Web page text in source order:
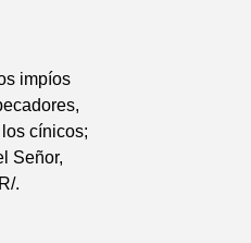
impíos
cínicos;
Señor,
.